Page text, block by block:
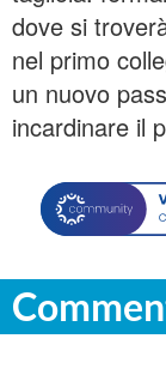
dove si
nel primo
un nuovo
incardinare il